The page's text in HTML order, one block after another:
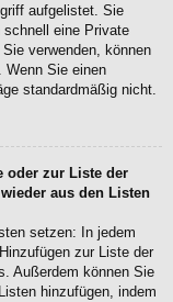
aufgelistet. Sie
schnell eine Private
verwenden, können
Wenn Sie einen
standardmäßig nicht.
oder zur Liste der
aus den Listen
setzen: In jedem
zur Liste der
Außerdem können Sie
hinzufügen, indem